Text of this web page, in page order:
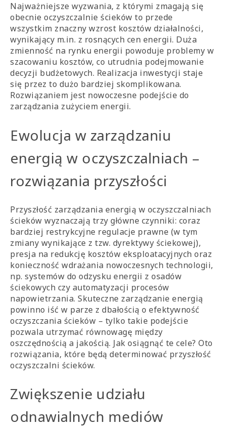
Najważniejsze wyzwania, z którymi zmagają się
obecnie oczyszczalnie ścieków to przede
wszystkim znaczny wzrost kosztów działalności,
wynikający m.in. z rosnących cen energii. Duża
zmienność na rynku energii powoduje problemy w
szacowaniu kosztów, co utrudnia podejmowanie
decyzji budżetowych. Realizacja inwestycji staje
się przez to dużo bardziej skomplikowana.
Rozwiązaniem jest nowoczesne podejście do
zarządzania zużyciem energii.
Ewolucja w zarządzaniu
energią w oczyszczalniach –
rozwiązania przyszłości
Przyszłość zarządzania energią w oczyszczalniach
ścieków wyznaczają trzy główne czynniki: coraz
bardziej restrykcyjne regulacje prawne (w tym
zmiany wynikające z tzw. dyrektywy ściekowej),
presja na redukcję kosztów eksploatacyjnych oraz
konieczność wdrażania nowoczesnych technologii,
np. systemów do odzysku energii z osadów
ściekowych czy automatyzacji procesów
napowietrzania. Skuteczne zarządzanie energią
powinno iść w parze z dbałością o efektywność
oczyszczania ścieków – tylko takie podejście
pozwala utrzymać równowagę między
oszczędnością a jakością. Jak osiągnąć te cele? Oto
rozwiązania, które będą determinować przyszłość
oczyszczalni ścieków.
Zwiększenie udziału
odnawialnych mediów